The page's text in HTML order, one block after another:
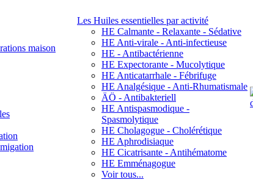
maison
Les Huiles essentielles par activité
HE Calmante - Relaxante - Sédative
HE Anti-virale - Anti-infectieuse
HE - Antibactérienne
HE Expectorante - Mucolytique
HE Anticatarrhale - Fébrifuge
HE Analgésique - Anti-Rhumatismale
ÄÖ - Antibakteriell
HE Antispasmodique -
Spasmolytique
HE Cholagogue - Cholérétique
HE Aphrodisiaque
HE Cicatrisante - Antihématome
HE Emménagogue
Voir tous...